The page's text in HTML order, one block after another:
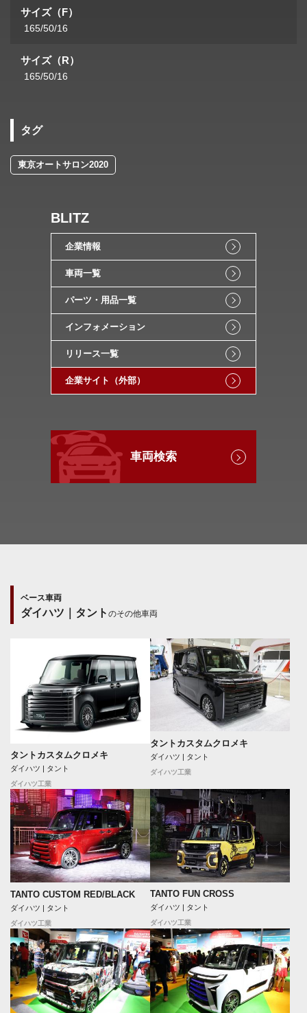
サイズ（F）
165/50/16
サイズ（R）
165/50/16
タグ
東京オートサロン2020
BLITZ
企業情報
車両一覧
パーツ・用品一覧
インフォメーション
リリース一覧
企業サイト（外部）
車両検索
ベース車両
ダイハツ｜タント のその他車両
タントカスタムクロメキ
ダイハツ | タント
ダイハツ工業
タントカスタムクロメキ
ダイハツ | タント
ダイハツ工業
TANTO CUSTOM RED/BLACK
ダイハツ | タント
ダイハツ工業
TANTO FUN CROSS
ダイハツ | タント
ダイハツ工業